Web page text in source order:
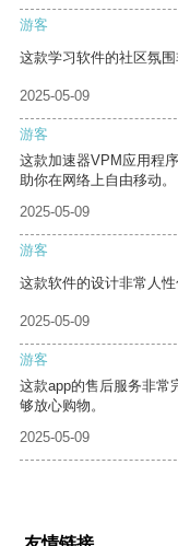
游客
这款学习软件的社区氛
2025-05-09
游客
这款加速器VPM应用程
助你在网络上自由移动。
2025-05-09
游客
这款软件的设计非常人性
2025-05-09
游客
这款app的售后服务非常
够放心购物。
2025-05-09